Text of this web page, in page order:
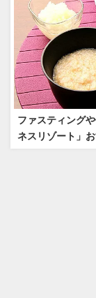
ファスティング
ネスリゾート」